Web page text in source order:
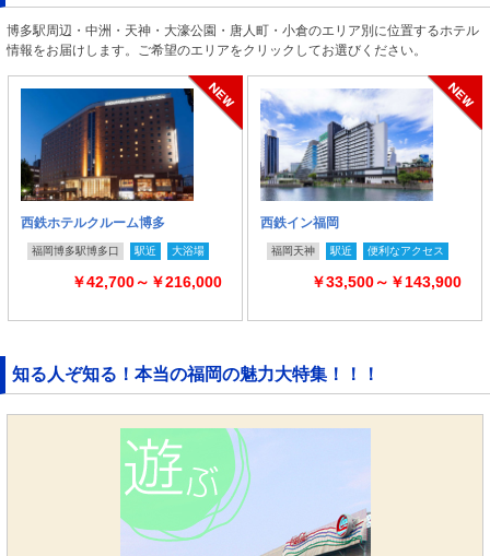
博多駅周辺・中洲・天神・大濠公園・唐人町・小倉のエリア別に位置するホテル
情報をお届けします。ご希望のエリアをクリックしてお選びください。
西鉄ホテルクルーム博多
福岡博多駅博多口 駅近 大浴場
￥42,700～￥216,000
西鉄イン福岡
福岡天神 駅近 便利なアクセス
￥33,500～￥143,900
知る人ぞ知る！本当の福岡の魅力大特集！！！